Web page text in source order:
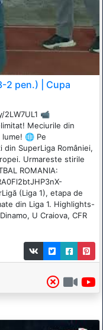
2 pen.) | Cupa
📹
Meciurile din
🌐 Pe
SuperLiga României,
Urmareste stirile
ROMANIA:
(Liga 1), etapa de
din Liga 1. Highlights-
U Craiova, CFR